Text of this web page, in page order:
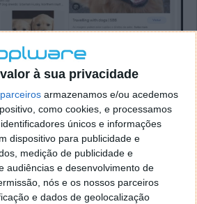
à sua privacidade
parceiros armazenamos e/ou acedemos
como cookies, e processamos
únicos e informações
dispositivo para publicidade e
medição de publicidade e
audiências e desenvolvimento de
nós e os nossos parceiros
e dados de geolocalização
Chrome continuará a
potenciais vírus, como a
download perigoso foi
forma que o cadeado
identifica se os websites são